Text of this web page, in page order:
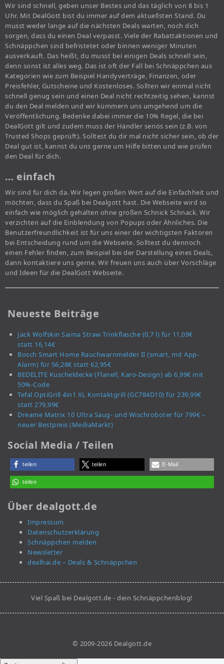
Wir sind schnell, geben unser Bestes und das täglich von 8 bis 1
Uhr. Mit DealGott bist du immer auf dem aktuellsten Stand. Du
musst weder lange auf die nächsten Deals warten, noch dich
sorgen, dass du einen Deal verpasst. Viele der Rabattaktionen und
Schnäppchen sind befristetet oder binnen weniger Minuten
ausverkauft. Das heißt, du musst bei einigen Deals schnell sein,
denn sonst ist alles weg. Das ist oft der Fall bei Schnäppchen aus
Kategorien wie zum Beispiel Handyverträge, Finanzen, oder
Preisfehler, Gutscheine und Kostenloses. Sollten wir einmal nicht
schnell genug sein und einen Deal nicht rechtzeitig sehen, kannst
du den Deal melden und wir kümmern uns umgehend um die
Veröffentlichung. Bedenke dabei immer die 10% Regel, die bei
DealGott gilt und zudem muss der Händler seriös sein (z.B. von
Trusted Shops geprüft). Solltest du dir mal nicht sicher sein, ob der
Deal gut ist, kannst du uns gerne um Hilfe bitten und wie prüfen
den Deal für dich.
… einfach
Wir sind für dich da. Wir legen großen Wert auf die Einfachheit und
möchten, dass du Spaß bei Dealgott hast. Die Webseite wird so
einfach wie möglich gehalten ohne großen Schnick Schnack. Wir
verzichten auf die Einblendung von Popups oder Ähnliches. Die
Benutzerfreundlichkeit ist für uns einer der wichtigsten Faktoren
bei Entscheidung rund um die Webseite. Solltest du dennoch
einen Fehler finden, zum Beispiel bei der Darstellung eines Deals,
dann kontaktiere uns gerne. Wir freuen uns auch über Vorschläge
und Ideen für die DealGott Webseite.
Neueste Beiträge
Jack Wolfskin Saima Straw Trinkflasche (0,7 l) für 11,09€
statt 16,14€
Bosch Smart Home Rauchwarnmelder II (smart, mit App-
Alarm) für 56,28€ statt 62,95€
BEDELITE Kuscheldecke (Flanell, Karo-Design) ab 6,99€ mit
50%-Code
Tefal OptiGrill 4in1 XL Kontaktgrill (GC784D10) für 239,99€
statt 279,99€
Dreame Matrix 10 Ultra Saug- und Wischroboter für 799€ –
neuer Bestpreis (MediaMarkt)
Social Media / Teilen
teilen teilen E-Mail
teilen
Über dealgott.de
Impressum
Datenschutzerklärung
Schnäppchen melden
Newsletter
dealhai.de – Deals & Schnäppchen
Viel Spaß bei Dealgott.de - dein Schnäppchenblog!
© 2009-2026 Dealgott.de